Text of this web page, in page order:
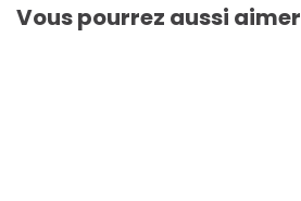
Vous pourrez aussi aimer